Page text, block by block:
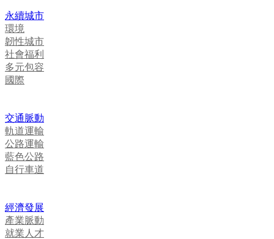
永續城市
環境
韌性城市
社會福利
多元包容
國際
交通脈動
軌道運輸
公路運輸
藍色公路
自行車道
經濟發展
產業脈動
就業人才